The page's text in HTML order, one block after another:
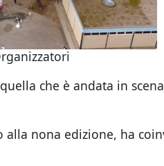
quella che è andata in
alla nona edizione, ha